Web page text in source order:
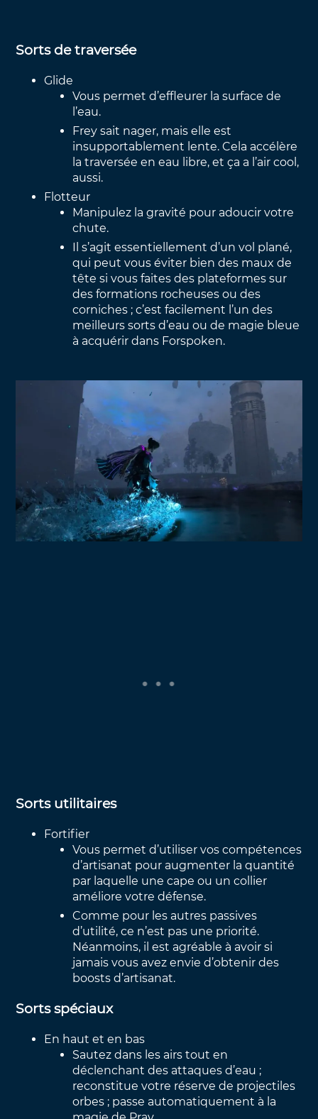
Sorts de traversée
Glide
Vous permet d’effleurer la surface de
l’eau.
Frey sait nager, mais elle est
insupportablement lente. Cela accélère
la traversée en eau libre, et ça a l’air cool,
aussi.
Flotteur
Manipulez la gravité pour adoucir votre
chute.
Il s’agit essentiellement d’un vol plané,
qui peut vous éviter bien des maux de
tête si vous faites des plateformes sur
des formations rocheuses ou des
corniches ; c’est facilement l’un des
meilleurs sorts d’eau ou de magie bleue
à acquérir dans Forspoken.
Sorts utilitaires
Fortifier
Vous permet d’utiliser vos compétences
d’artisanat pour augmenter la quantité
par laquelle une cape ou un collier
améliore votre défense.
Comme pour les autres passives
d’utilité, ce n’est pas une priorité.
Néanmoins, il est agréable à avoir si
jamais vous avez envie d’obtenir des
boosts d’artisanat.
Sorts spéciaux
En haut et en bas
Sautez dans les airs tout en
déclenchant des attaques d’eau ;
reconstitue votre réserve de projectiles
orbes ; passe automatiquement à la